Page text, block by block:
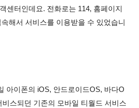
센터인데요. 전화로는 114, 홈페이지
해서 서비스를 이용받을 수 있었습니
아이폰의 iOS, 안드로이드OS, 바다O
스되던 기존의 모바일 티월드 서비스